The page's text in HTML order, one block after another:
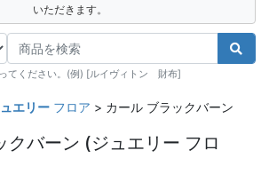
いただきます。
てください。(例) [ルイヴィトン 財布]
エリー フロア > カール ブラックバーン
クバーン (ジュエリー フロ